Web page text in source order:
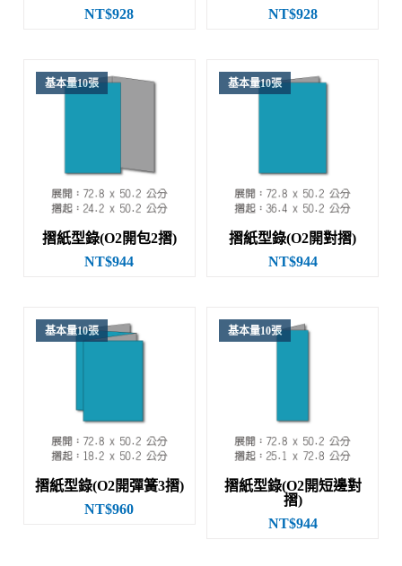
NT$928
NT$928
基本量10張
摺紙型錄(O2開包2摺)
NT$944
基本量10張
摺紙型錄(O2開對摺)
NT$944
基本量10張
摺紙型錄(O2開彈簧3摺)
NT$960
基本量10張
摺紙型錄(O2開短邊對
摺)
NT$944